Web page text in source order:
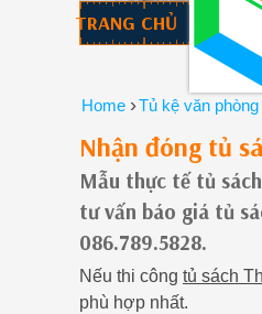
TRANG CHỦ
Home ›Tủ kệ văn phòng
Nhận đóng tủ
Mẫu thực tế tủ
tư vấn báo giá tủ
086.789.5828.
Nếu thi công tủ sách
phù hợp nhất.